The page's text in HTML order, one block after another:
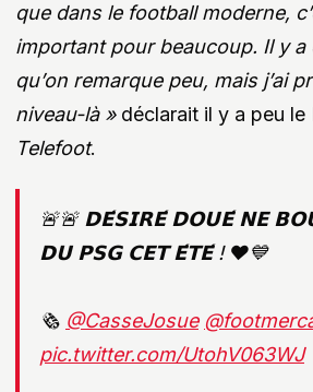
que dans le football moderne,
important pour beaucoup. Il y a
qu’on remarque peu, mais j’ai
niveau-là »déclarait il y a peu le
Telefoot.
🚨🚨 𝗗𝗘́𝗦𝗜𝗥𝗘́ 𝗗𝗢𝗨𝗘́ 𝗡𝗘
𝗗𝗨 𝗣𝗦𝗚 𝗖𝗘𝗧 𝗘́𝗧𝗘́ ! ❤️💙
🗞️ @CasseJosue
pic.twitter.com/UtohV063WJ